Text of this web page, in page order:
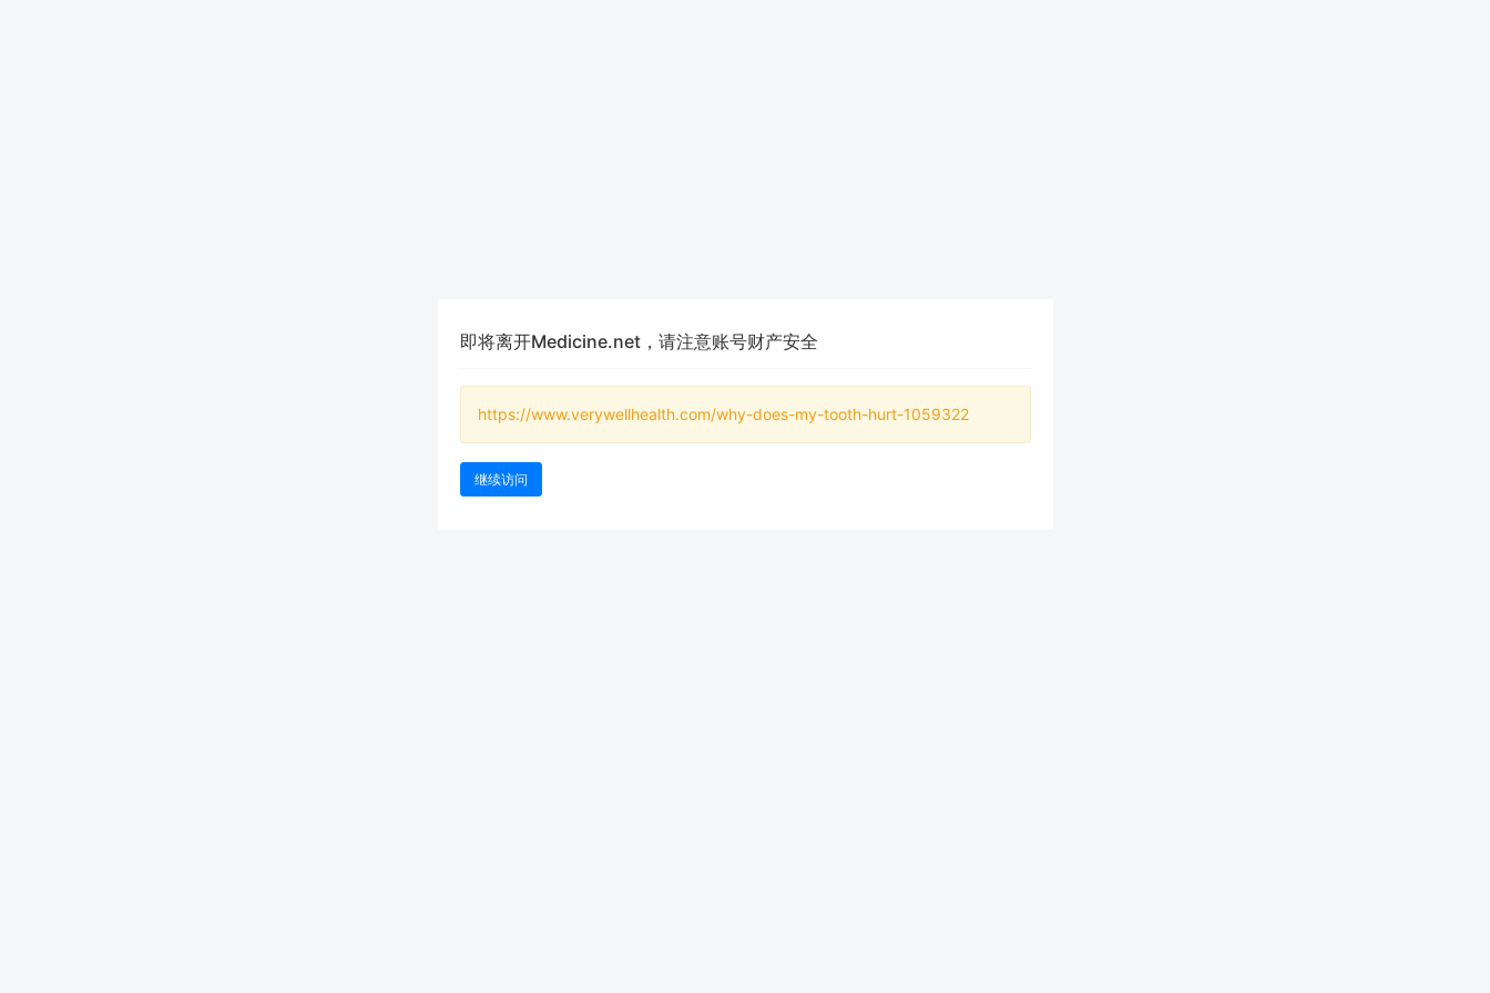
即将离开Medicine.net，请注意账号财产安全
https://www.verywellhealth.com/why-does-my-tooth-hurt-1059322
继续访问